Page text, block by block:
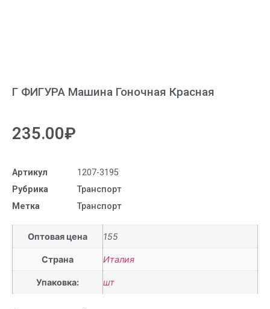
Г ФИГУРА Машина Гоночная Красная
235.00₽
Артикул
1207-3195
Рубрика
Транспорт
Метка
Транспорт
Оптовая цена 155
Страна Италия
Упаковка: шт